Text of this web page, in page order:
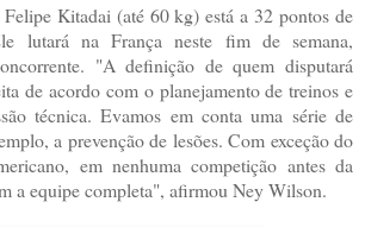
Kitadai (até 60 kg) está a 32 pontos de
lutará na França neste fim de semana,
"A definição de quem disputará
de acordo com o planejamento de treinos e
técnica. Evamos em conta uma série de
a prevenção de lesões. Com exceção do
em nenhuma competição antes da
a equipe completa", afirmou Ney Wilson.